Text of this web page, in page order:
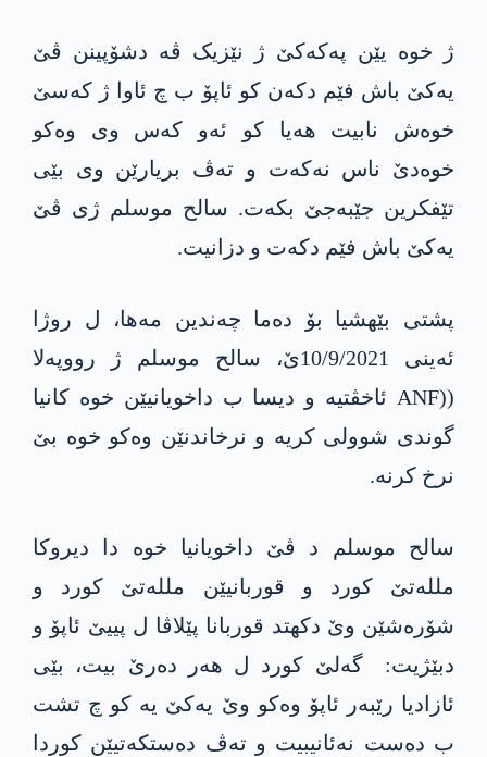
ژ خوە یێن پەکەکێ ژ نێزیک ڤە دشۆپینن ڤێ
یەکێ باش فێم دکەن کو ئاپۆ ب چ ئاوا ژ کەسێ
خوەش نابیت هەیا کو ئەو کەس وی وەکو
خوەدێ ناس نەکەت و تەڤ بریارێن وی بێی
تێفکرین جێبەجێ بکەت. سالح موسلم ژی ڤێ
یەکێ باش فێم دکەت و دزانیت.
پشتی بێهشیا بۆ دەما چەندین مەها، ل روژا
ئه‌ینى 10/9/2021ێ، سالح موسلم ژ رووپەلا
((ANF ئاخڤتیە و دیسا ب داخویانیێن خوە کانیا
گوندی شوولی کریە و نرخاندنێن وەکو خوە بێ
نرخ کرنە.
سالح موسلم د ڤێ داخویانیا خوە دا دیروكا
ملله‌تێ كورد و قوربانیێن ملله‌تێ كورد و
شۆره‌شێن وێ دكهتد‌‌ قوربانا پێلاڤا ل پییێ ئاپۆ و
دبێژیت: گەلێ كورد ل هه‌ر دەرێ بیت، بێی
ئازادیا رێبه‌ر ئاپۆ وه‌كو وێ یەکێ یە‌ كو چ تشت
ب دەست نەئانیبیت و تەڤ دەستکەتیێن کوردا